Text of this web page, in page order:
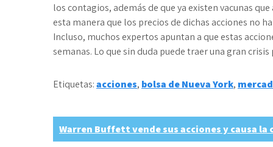
los contagios, además de que ya existen vacunas
esta manera que los precios de dichas acciones no
Incluso, muchos expertos apuntan a que estas
semanas. Lo que sin duda puede traer una gran
Etiquetas:acciones, bolsa de Nueva York,
Navegación
Warren Buffett vende sus acciones y causa la